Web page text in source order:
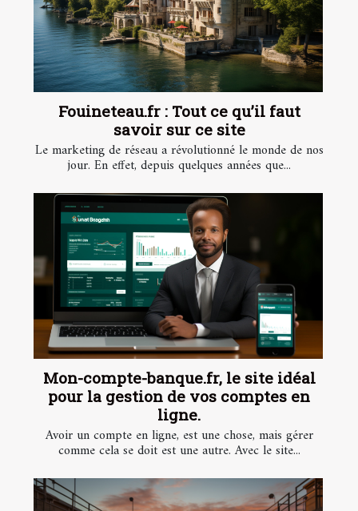
Fouineteau.fr : Tout ce qu’il faut
savoir sur ce site
Le marketing de réseau a révolutionné le monde de nos
jour. En effet, depuis quelques années que...
Mon-compte-banque.fr, le site idéal
pour la gestion de vos comptes en
ligne.
Avoir un compte en ligne, est une chose, mais gérer
comme cela se doit est une autre. Avec le site...